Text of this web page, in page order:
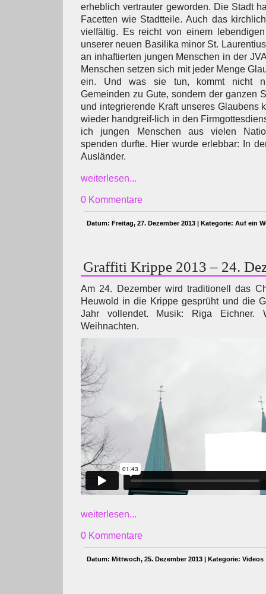
erheblich vertrauter geworden. Die Stadt
Facetten wie Stadtteile. Auch das
vielfältig. Es reicht von einem
unserer neuen Basilika minor St.
an inhaftierten jungen Menschen in der
Menschen setzen sich mit jeder Menge
ein. Und was sie tun, kommt nicht
Gemeinden zu Gute, sondern der ganzen
und integrierende Kraft unseres Glaubens
wieder handgreif-lich in den
ich jungen Menschen aus vielen
spenden durfte. Hier wurde erlebbar: In
Ausländer.
weiterlesen...
0 Kommentare
Datum: Freitag, 27. Dezember 2013 | Kategorie: Auf ein
Graffiti Krippe 2013 – 24.
Am 24. Dezember wird traditionell das
Heuwold in die Krippe gesprüht und die
Jahr vollendet. Musik: Riga Eichner.
Weihnachten.
weiterlesen...
0 Kommentare
Datum: Mittwoch, 25. Dezember 2013 | Kategorie: Videos